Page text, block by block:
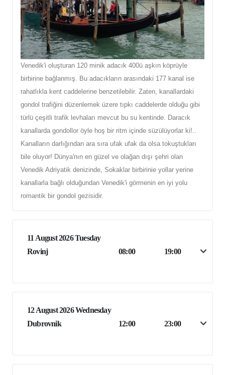
Venedik'i oluşturan 120 minik adacık 400ü aşkın köprüyle
birbirine bağlanmış. Bu adacıkların arasındaki 177 kanal ise
rahatlıkla kent caddelerine benzetilebilir. Zaten, kanallardaki
gondol trafiğini düzenlemek üzere tıpkı caddelerde olduğu gibi
türlü çeşitli trafik levhaları mevcut bu su kentinde. Daracık
kanallarda gondollor öyle hoş bir ritm içinde süzülüyorlar ki!..
Kanalların darlığından ara sıra ufak ufak da olsa tokuştukları
bile oluyor! Dünya'nın en güzel ve olağan dışı şehri olan
Venedik Adriyatik denizinde, Sokaklar birbirinie yollar yerine
kanallarla bağlı olduğundan Venedik'i görmenin en iyi yolu
romantik bir gondol gezisidir.
11 August 2026 Tuesday
Rovinj
08:00 19:00
12 August 2026 Wednesday
Dubrovnik
12:00 23:00